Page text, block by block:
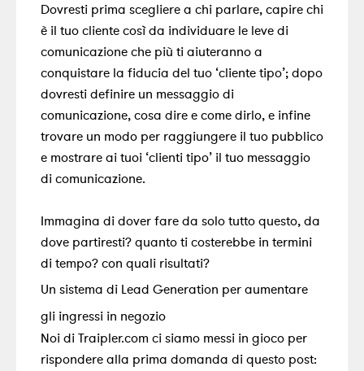
Dovresti prima scegliere a chi parlare, capire chi
è il tuo cliente così da individuare le leve di
comunicazione che più ti aiuteranno a
conquistare la fiducia del tuo ‘cliente tipo’; dopo
dovresti definire un messaggio di
comunicazione, cosa dire e come dirlo, e infine
trovare un modo per raggiungere il tuo pubblico
e mostrare ai tuoi ‘clienti tipo’ il tuo messaggio
di comunicazione.
Immagina di dover fare da solo tutto questo, da
dove partiresti? quanto ti costerebbe in termini
di tempo? con quali risultati?
Un sistema di Lead Generation per aumentare
gli ingressi in negozio
Noi di Traipler.com ci siamo messi in gioco per
rispondere alla prima domanda di questo post: